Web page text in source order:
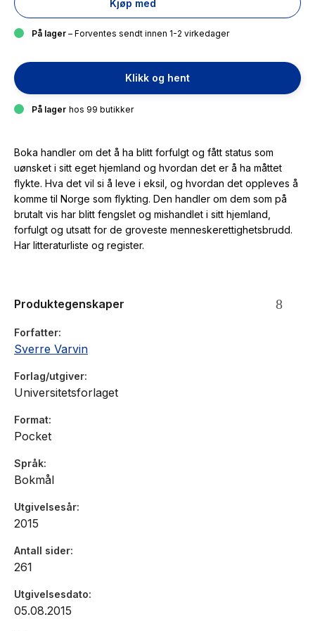
Kjøp med
På lager – Forventes sendt innen 1-2 virkedager
Klikk og hent
På lager hos 99 butikker
Boka handler om det å ha blitt forfulgt og fått status som
uønsket i sitt eget hjemland og hvordan det er å ha måttet
flykte. Hva det vil si å leve i eksil, og hvordan det oppleves å
komme til Norge som flykting. Den handler om dem som på
brutalt vis har blitt fengslet og mishandlet i sitt hjemland,
forfulgt og utsatt for de groveste menneskerettighetsbrudd.
Har litteraturliste og register.
Produktegenskaper
Forfatter
Sverre Varvin
Forlag/utgiver
Universitetsforlaget
Format
Pocket
Språk
Bokmål
Utgivelsesår
2015
Antall sider
261
Utgivelsesdato
05.08.2015